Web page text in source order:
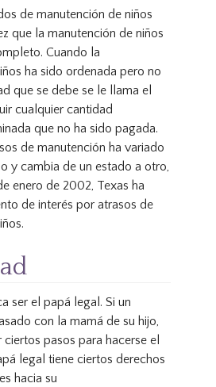
de manutención de niños
que la manutención de niños
Cuando la
ha sido ordenada pero no
que se debe se le llama el
cualquier cantidad
que no ha sido pagada.
de manutención ha variado
y cambia de un estado a otro,
enero de 2002, Texas ha
de interés por atrasos de
ser el papá legal. Si un
con la mamá de su hijo,
pasos para hacerse el
legal tiene ciertos derechos
hacia su